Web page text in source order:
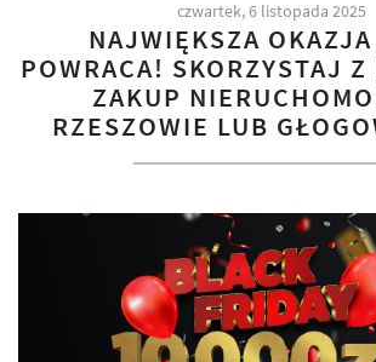
czwartek, 6 listopada 2025
NAJWIĘKSZA
POWRACA! SKORZYSTAJ Z
ZAKUP
RZESZOWIE LUB